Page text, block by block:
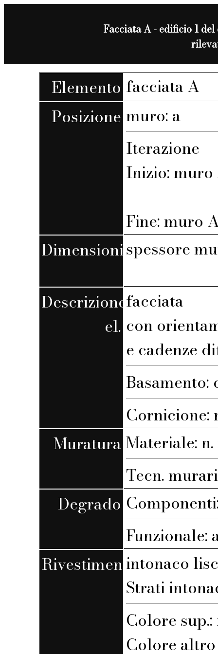
Facciata A - edificio 1
Elemento facciata A
Posizione muro: a
Iterazione
Inizio: muro
Fine: muro
Dimensionispessore
Descrizione
el.
facciata
con
e cadenze
Cornicione:
Muratura Materiale: n.
Tecn.
Degrado
Funzionale:
Rivestimentointonaco
Strati
Colore
Colore altro